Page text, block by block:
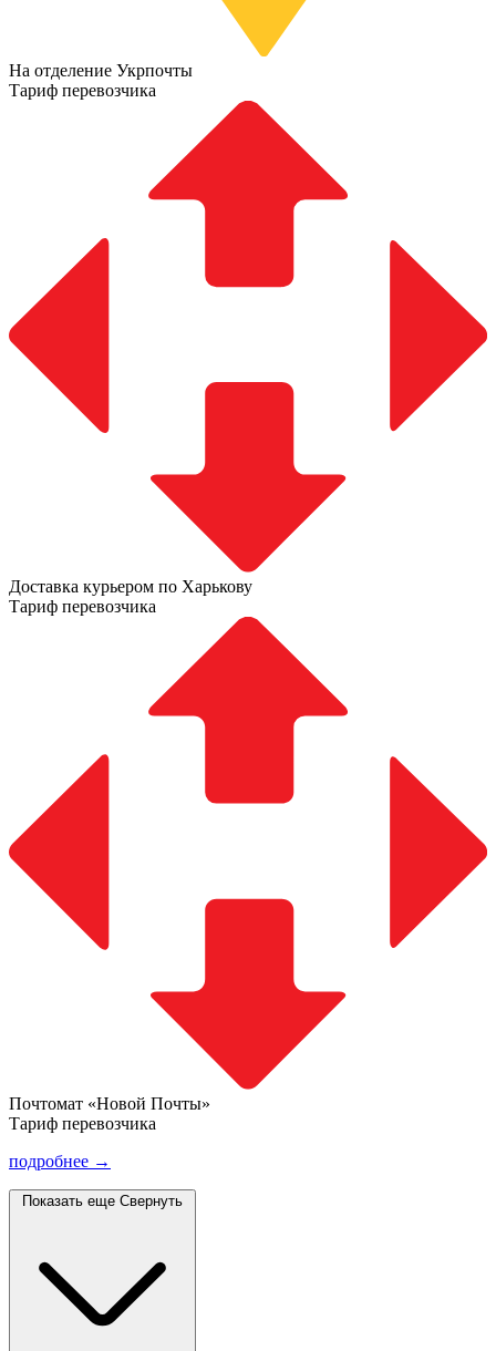
На отделение Укрпочты
Тариф перевозчика
Доставка курьером по Харькову
Тариф перевозчика
Почтомат «Новой Почты»
Тариф перевозчика
подробнее →
Показать еще Свернуть